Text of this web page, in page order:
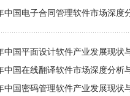
中国电子合同管理软件市场深度
中国平面设计软件产业发展现状
中国在线翻译软件市场深度分析
中国密码管理软件产业发展现状